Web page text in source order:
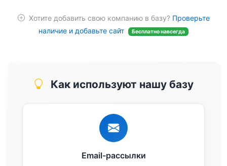
Хотите добавить свою компанию в базу? Проверьте
наличие и добавьте сайт
Бесплатно навсегда
Как используют нашу базу
Email-рассылки